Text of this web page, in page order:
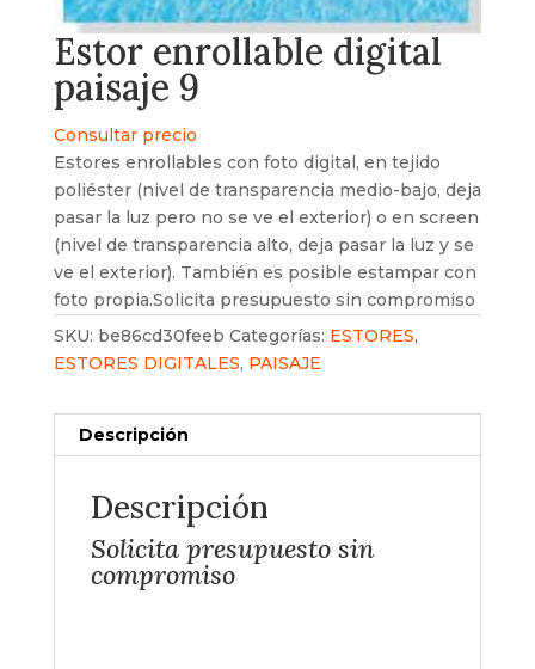
Estor enrollable digital
paisaje 9
Consultar precio
Estores enrollables con foto digital, en tejido
poliéster (nivel de transparencia medio-bajo, deja
pasar la luz pero no se ve el exterior) o en screen
(nivel de transparencia alto, deja pasar la luz y se
ve el exterior). También es posible estampar con
foto propia.Solicita presupuesto sin compromiso
SKU: be86cd30feeb Categorías: ESTORES,
ESTORES DIGITALES, PAISAJE
Descripción
Descripción
Solicita presupuesto sin
compromiso